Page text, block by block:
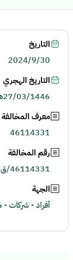
التاريخ
2024/9/30
التاريخ الهجري
27/03/1446هـ
معرف المخالفة
46114331
رقم المخالفة
46114331/ق/1446هـ
الجهة
أفراد - شركات